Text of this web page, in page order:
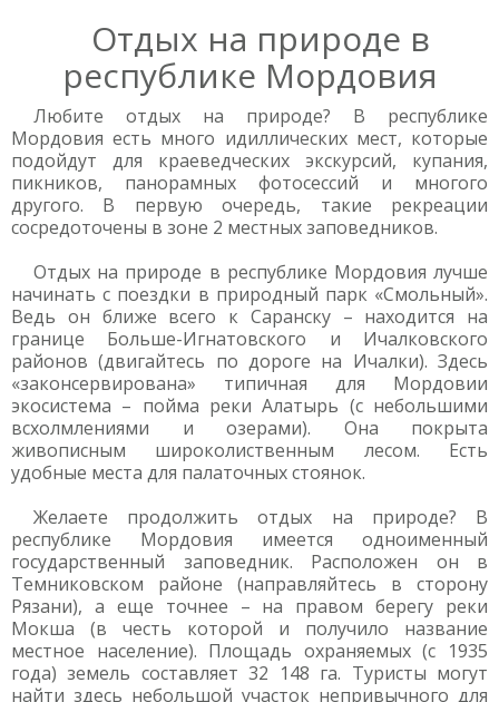
Отдых на природе в
республике Мордовия
Любите отдых на природе? В республике
Мордовия есть много идиллических мест, которые
подойдут для краеведческих экскурсий, купания,
пикников, панорамных фотосессий и многого
другого. В первую очередь, такие рекреации
сосредоточены в зоне 2 местных заповедников.
Отдых на природе в республике Мордовия лучше
начинать с поездки в природный парк «Смольный».
Ведь он ближе всего к Саранску – находится на
границе Больше-Игнатовского и Ичалковского
районов (двигайтесь по дороге на Ичалки). Здесь
«законсервирована» типичная для Мордовии
экосистема – пойма реки Алатырь (с небольшими
всхолмлениями и озерами). Она покрыта
живописным широколиственным лесом. Есть
удобные места для палаточных стоянок.
Желаете продолжить отдых на природе? В
республике Мордовия имеется одноименный
государственный заповедник. Расположен он в
Темниковском районе (направляйтесь в сторону
Рязани), а еще точнее – на правом берегу реки
Мокша (в честь которой и получило название
местное население). Площадь охраняемых (с 1935
года) земель составляет 32 148 га. Туристы могут
найти здесь небольшой участок непривычного для